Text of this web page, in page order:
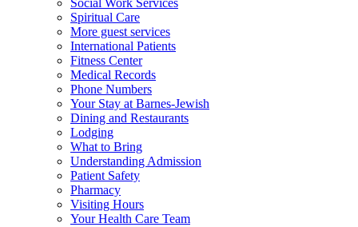
Social Work Services
Spiritual Care
More guest services
International Patients
Fitness Center
Medical Records
Phone Numbers
Your Stay at Barnes-Jewish
Dining and Restaurants
Lodging
What to Bring
Understanding Admission
Patient Safety
Pharmacy
Visiting Hours
Your Health Care Team